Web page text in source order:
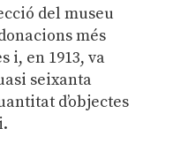
del museu
més
i, en 1913, va
seixanta
d’objectes